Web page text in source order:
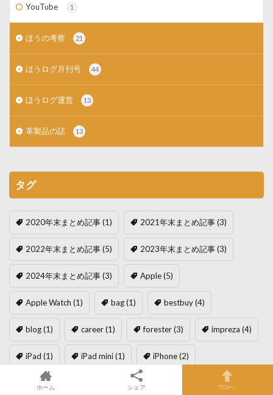
YouTube 1
ほうの考察 21
ほうログ月刊号 44
ほうログ運営 13
革製品の話 13
タグ
2020年末まとめ記事(1) 2021年末まとめ記事(3)
2022年末まとめ記事(5) 2023年末まとめ記事(3)
2024年末まとめ記事(3) Apple(5)
Apple Watch (1) bag(1) bestbuy(4)
blog(1) career(1) forester(3) impreza (4)
iPad (1) iPad mini(1) iPhone(2)
iPhone12mini Mac mini
ホーム シェア TOPへ